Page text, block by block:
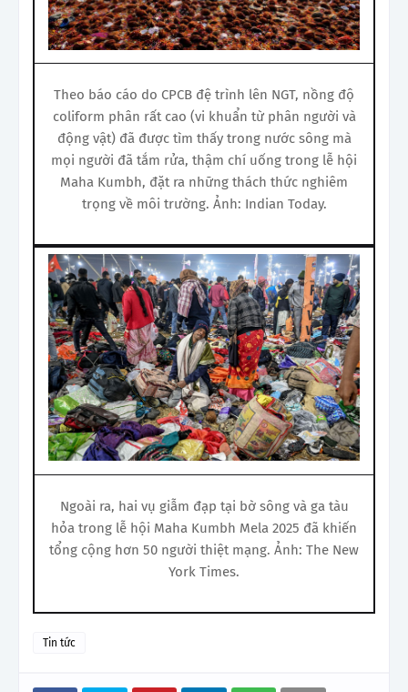
Theo báo cáo do CPCB đệ trình lên NGT, nồng độ
coliform phân rất cao (vi khuẩn từ phân người và
động vật) đã được tìm thấy trong nước sông mà
mọi người đã tắm rửa, thậm chí uống trong lễ hội
Maha Kumbh, đặt ra những thách thức nghiêm
trọng về môi trường. Ảnh: Indian Today.
Ngoài ra, hai vụ giẫm đạp tại bờ sông và ga tàu
hỏa trong lễ hội Maha Kumbh Mela 2025 đã khiến
tổng cộng hơn 50 người thiệt mạng. Ảnh: The New
York Times.
Tin tức